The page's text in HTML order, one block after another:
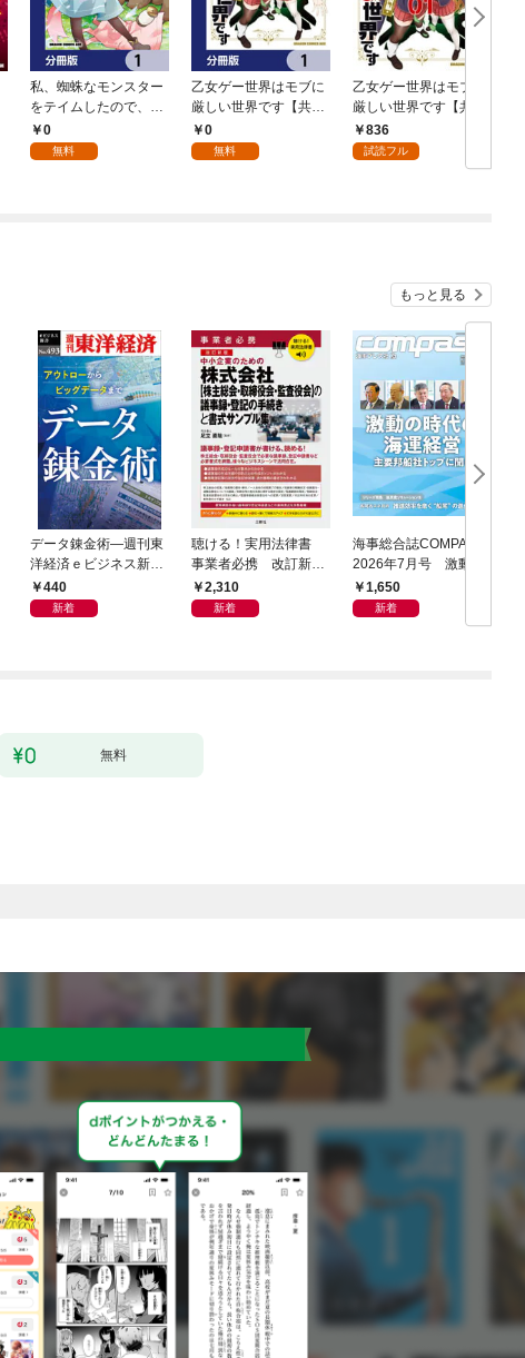
私、蜘蛛なモンスター
をテイムしたので、ス
パイダーシルクで裁縫
を頑張ります！【分冊
0
無料
乙女ゲー世界はモブに
厳しい世界です【共和
国編】【分冊版】 1
0
無料
乙女ゲー世界はモブに
厳しい世界です【共和
国編】 ０１
836
試読フル
もっと見る
データ錬金術―週刊東
洋経済ｅビジネス新書
Ｎo.493
440
新着
聴ける！実用法律書
事業者必携 改訂新
版 中小企業のための
株式会社【株主総会・
2,310
新着
海事総合誌COMPASS
2026年7月号 激動の
時代の海運経営 主要
邦船社トップに聞く
1,650
新着
無料